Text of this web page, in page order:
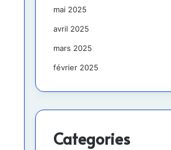
mai 2025
avril 2025
mars 2025
février 2025
Categories